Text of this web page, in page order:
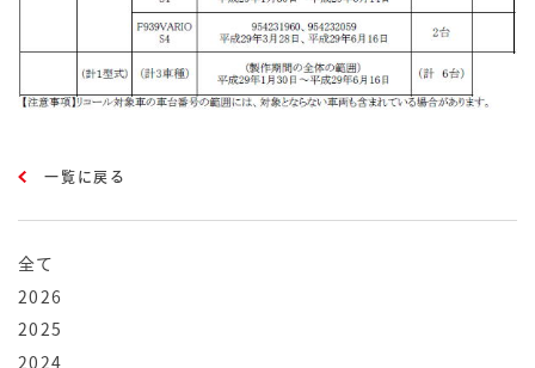
全て
2026
2025
2024
一覧に戻る